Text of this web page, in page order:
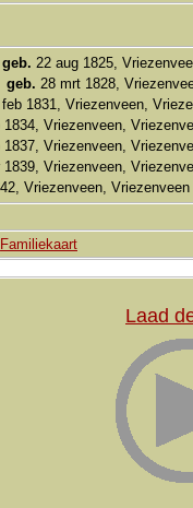
geb. 22 aug 1825,
geb. 28 mrt 1828,
1831, Vriezenveen,
1834, Vriezenveen,
1837, Vriezenveen,
1839, Vriezenveen,
Vriezenveen, Vriezenveen
Familiekaart
Laad